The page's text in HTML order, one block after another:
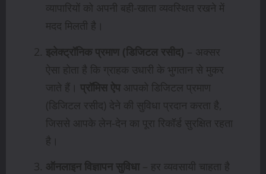
व्यापारियों को अपनी बही-खाता व्यवस्थित रखने में
मदद मिलती है।
इलेक्ट्रॉनिक प्रमाण (डिजिटल रसीद) – अक्सर
ऐसा होता है कि ग्राहक उधारी के भुगतान से मुकर
जाते हैं। प्रॉमिस ऐप आपको डिजिटल प्रमाण
(डिजिटल रसीद) देने की सुविधा प्रदान करता है,
जिससे आपके लेन-देन का पूरा रिकॉर्ड सुरक्षित रहता
है।
ऑनलाइन विज्ञापन सुविधा– हर व्यवसायी चाहता है